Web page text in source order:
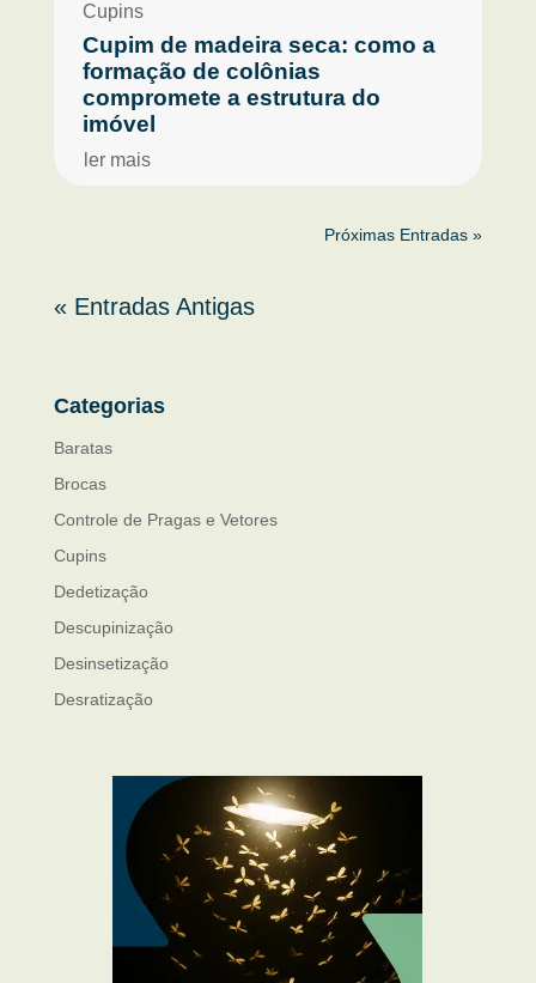
Cupim de madeira seca: como a
formação de colônias
compromete a estrutura do
imóvel
Cupins
ler mais
« Entradas Antigas
Próximas Entradas »
Categorias
Baratas
Brocas
Controle de Pragas e Vetores
Cupins
Dedetização
Descupinização
Desinsetização
Desratização
Mosquito Mist
Percevejo de Cama
Pulgas e Carrapatos
Sanitização